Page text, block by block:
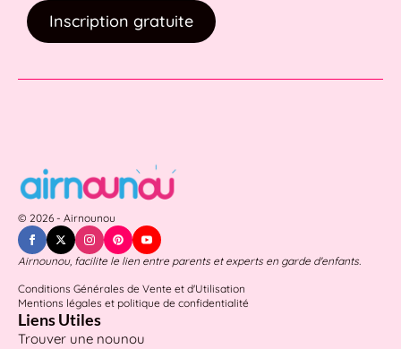
Inscription gratuite
© 2026 - Airnounou
Airnounou, facilite le lien entre parents et experts en garde d'enfants.
Conditions Générales de Vente et d'Utilisation
Mentions légales et politique de confidentialité
Liens Utiles
Trouver une nounou